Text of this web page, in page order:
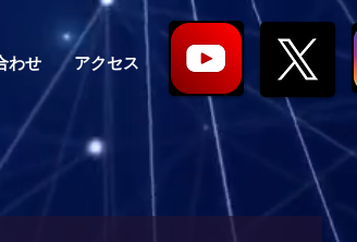
わせ アクセス